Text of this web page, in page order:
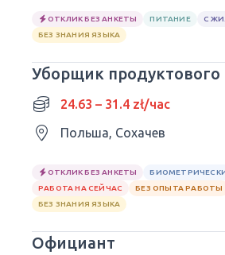
ОТКЛИК БЕЗ АНКЕТЫ ПИТАНИЕ
С
БЕЗ ЗНАНИЯ ЯЗЫКА
Уборщик продуктового
24.63 – 31.4 zł/час
Польша, Сохачев
ОТКЛИК БЕЗ АНКЕТЫ
РАБОТА НА СЕЙЧАС
БЕЗ ОПЫТА РАБОТЫ
БЕЗ ЗНАНИЯ ЯЗЫКА
Официант